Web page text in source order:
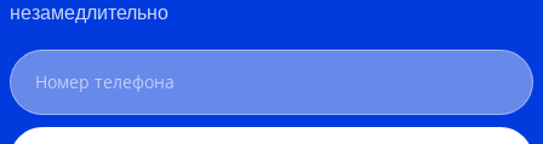
незамедлительно